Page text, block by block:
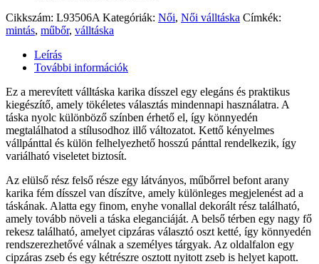
Cikkszám: L93506A Kategóriák: Női, Női válltáska Címkék:
mintás, műbőr, válltáska
Leírás
További információk
Ez a merevített válltáska karika dísszel egy elegáns és praktikus
kiegészítő, amely tökéletes választás mindennapi használatra. A
táska nyolc különböző színben érhető el, így könnyedén
megtalálhatod a stílusodhoz illő változatot. Kettő kényelmes
vállpánttal és külön felhelyezhető hosszú pánttal rendelkezik, így
variálható viseletet biztosít.
Az elülső rész felső része egy látványos, műbőrrel befont arany
karika fém dísszel van díszítve, amely különleges megjelenést ad a
táskának. Alatta egy finom, enyhe vonallal dekorált rész található,
amely tovább növeli a táska eleganciáját. A belső térben egy nagy fő
rekesz található, amelyet cipzáras választó oszt ketté, így könnyedén
rendszerezhetővé válnak a személyes tárgyak. Az oldalfalon egy
cipzáras zseb és egy kétrészre osztott nyitott zseb is helyet kapott.